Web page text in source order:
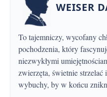
WEISER
To tajemniczy, wycofany chłopiec żydowskiego
pochodzenia, który
niezwykłymi
zwierzęta, świetnie strzelać
wybuchy, by w końcu